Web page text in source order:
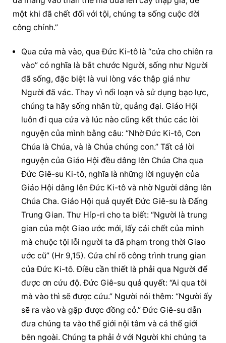
một khi đã chết đối với tội, chúng ta sống cuộc đời
công chính.”
Qua cửa mà vào, qua Đức Ki-tô là “cửa cho chiên ra
vào” có nghĩa là bắt chước Người, sống như Người
đã sống, đặc biệt là vui lòng vác thập giá như
Người đã vác. Thay vì nổi loạn và sử dụng bạo lực,
chúng ta hãy sống nhân từ, quảng đại. Giáo Hội
luôn đi qua cửa và lúc nào cũng kết thúc các lời
nguyện của mình bằng câu: “Nhờ Đức Ki-tô, Con
Chúa là Chúa, và là Chúa chúng con.” Tất cả lời
nguyện của Giáo Hội đều dâng lên Chúa Cha qua
Đức Giê-su Ki-tô, nghĩa là những lời nguyện của
Giáo Hội dâng lên Đức Ki-tô và nhờ Người dâng lên
Chúa Cha. Giáo Hội quả quyết Đức Giê-su là Đấng
Trung Gian. Thư Híp-ri cho ta biết: “Người là trung
gian của một Giao ước mới, lấy cái chết của mình
mà chuộc tội lỗi người ta đã phạm trong thời Giao
ước cũ” (Hr 9,15). Cửa chỉ rõ công trình trung gian
của Đức Ki-tô. Điều cần thiết là phải qua Người để
được ơn cứu độ. Đức Giê-su quả quyết: “Ai qua tôi
mà vào thì sẽ được cứu.” Người nói thêm: “Người ấy
sẽ ra vào và gặp được đồng cỏ.” Đức Giê-su dẫn
đưa chúng ta vào thế giới nội tâm và cả thế giới
bên ngoài. Chúng ta phải ở với Người khi chúng ta